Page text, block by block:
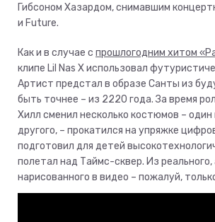
Гибсоном Хазардом, снимавшим
и Future.
Как и в случае с прошлогодним хитом
клипе Lil Nas X использовал
Артист предстал в образе Санты из
быть точнее – из 2220 года. За время
Хилл сменил несколько костюмов – один
другого, – прокатился на упряжке
подготовил для детей
полетал над Таймс-сквер. Из реального,
нарисованного в видео – пожалуй,